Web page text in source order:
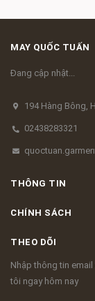
MAY QUỐC TUẤN
Đang cập nhật...
194 Hàng Bông,
02438283321
THÔNG TIN
CHÍNH SÁCH
THEO DÕI
Nhập thông tin
tôi ngay hôm nay